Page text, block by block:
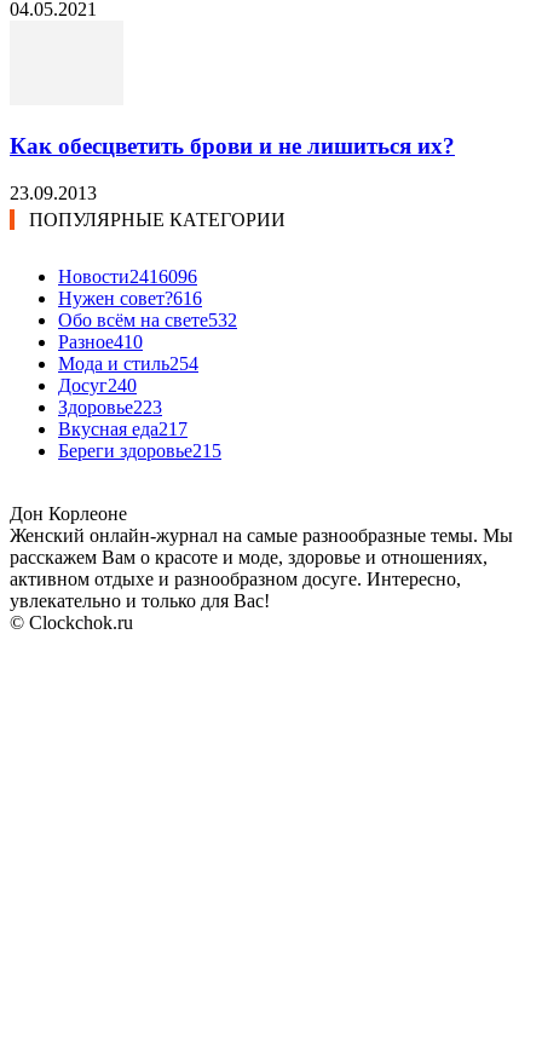
04.05.2021
Как обесцветить брови и не лишиться их?
23.09.2013
ПОПУЛЯРНЫЕ КАТЕГОРИИ
Новости2416096
Нужен совет?616
Обо всём на свете532
Разное410
Мода и стиль254
Досуг240
Здоровье223
Вкусная еда217
Береги здоровье215
Дон Корлеоне
Женский онлайн-журнал на самые разнообразные темы. Мы
расскажем Вам о красоте и моде, здоровье и отношениях,
активном отдыхе и разнообразном досуге. Интересно,
увлекательно и только для Вас!
© Clockchok.ru